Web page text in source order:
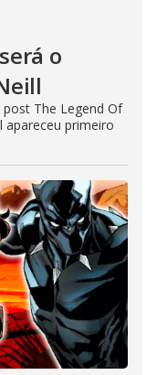
o
The Legend Of
apareceu primeiro